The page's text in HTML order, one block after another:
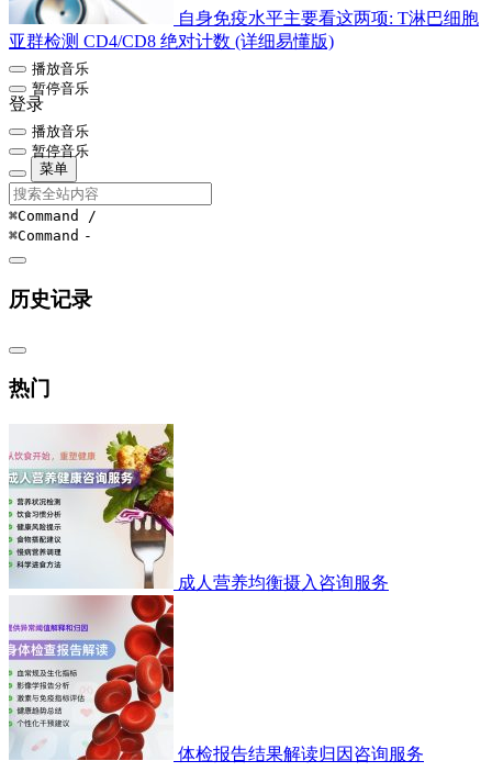
自身免疫水平主要看这两项: T淋巴细胞
亚群检测 CD4/CD8 绝对计数 (详细易懂版)
播放音乐
暂停音乐
登录
播放音乐
暂停音乐
菜单
⌘Command /
⌘Command -
历史记录
热门
成人营养均衡摄入咨询服务
体检报告结果解读归因咨询服务